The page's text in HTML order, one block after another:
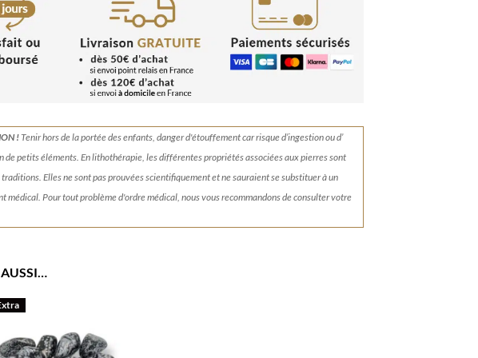
!Tenirhors de la portée des enfants, danger d'étouffement car risque d’ingestion ou d’
de petits éléments.En lithothérapie, les différentes propriétés associées aux pierres sont
traditions. Elles ne sont pas prouvées scientifiquement et ne sauraient se substituer à un
médical. Pour tout problème d'ordre médical, nous vous recommandons de consulter votre
AUSSI…